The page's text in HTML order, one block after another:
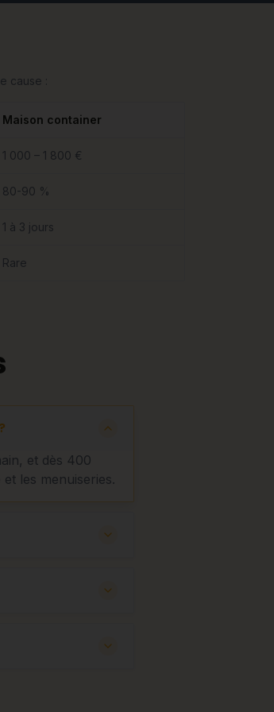
cause :
Maison container
1 000 – 1 800 €
80-90 %
1 à 3 jours
Rare
et dès 400
les menuiseries.